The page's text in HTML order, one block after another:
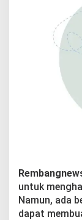
untuk
Namun, ada
dapat